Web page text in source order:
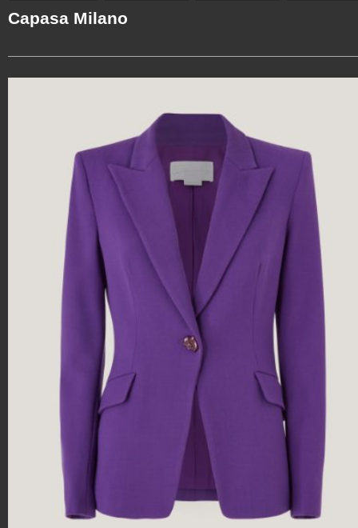
Capasa Milano